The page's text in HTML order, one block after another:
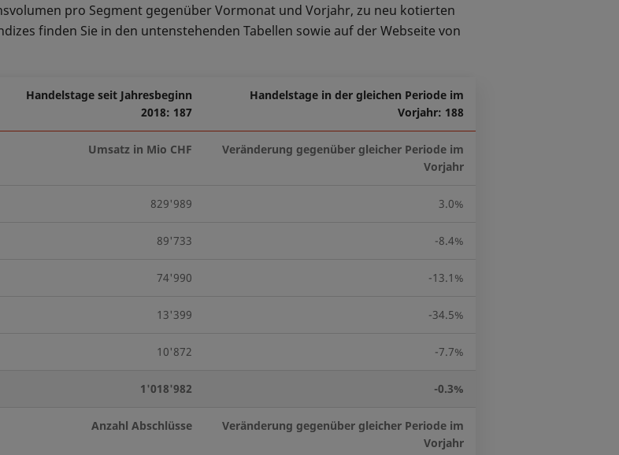
pro Segment gegenüber Vormonat und Vorjahr, zu neu kotierten
finden Sie in den untenstehenden Tabellen sowie auf der Webseite von
Handelstage seit Jahresbeginn
2018: 187
Handelstage in der gleichen Periode im
Vorjahr: 188
Umsatz in Mio CHF
Veränderung gegenüber gleicher Periode im
Vorjahr
829'989 3.0%
89'733 -8.4%
74'990 -13.1%
13'399 -34.5%
10'872 -7.7%
1'018'982 -0.3%
Anzahl Abschlüsse
Veränderung gegenüber gleicher Periode im
Vorjahr